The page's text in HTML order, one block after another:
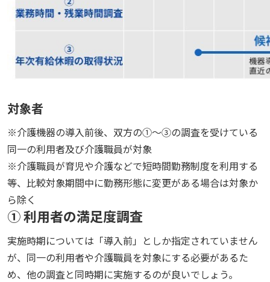
対象者
※介護機器の導入前後、双方の①～③の調査を受けている
同一の利用者及び介護職員が対象
※介護職員が育児や介護などで短時間勤務制度を利用する
等、比較対象期間中に勤務形態に変更がある場合は対象か
ら除く
① 利用者の満足度調査
実施時期については「導入前」としか指定されていません
が、同一の利用者や介護職員を対象にする必要があるた
め、他の調査と同時期に実施するのが良いでしょう。